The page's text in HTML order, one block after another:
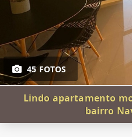
45 FOTOS
Lindo apartamento
bairro